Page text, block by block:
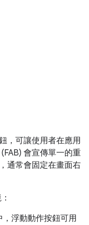
，可讓使用者在應用
會宣傳單一的重
通常會固定在畫面右
，浮動動作按鈕可用